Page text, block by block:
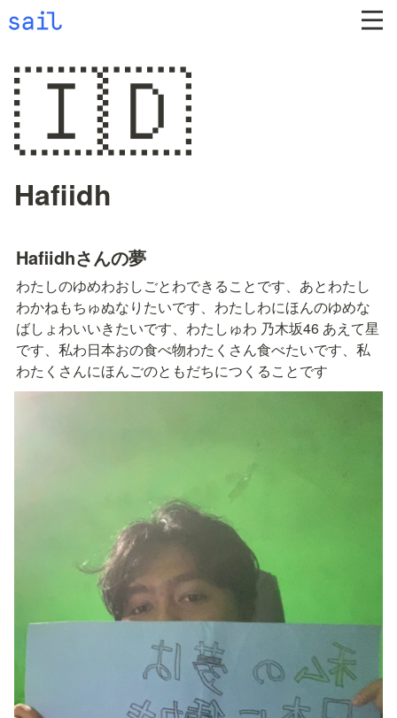
🇮🇩
Hafiidh
Hafiidhさんの夢
わたしのゆめわおしごとわできることです、あとわたし
わかねもちゅぬなりたいです、わたしわにほんのゆめな
ばしょわいいきたいです、わたしゅわ 乃木坂46 あえて星
です、私わ日本おの食べ物わたくさん食べたいです、私
わたくさんにほんごのともだちにつくることです